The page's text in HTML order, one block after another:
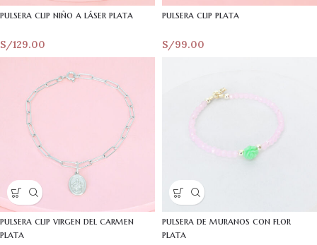
pulsera clip niño a láser plata
S/129.00
pulsera clip plata
S/99.00
pulsera clip virgen del carmen
plata
pulsera de muranos con flor
plata